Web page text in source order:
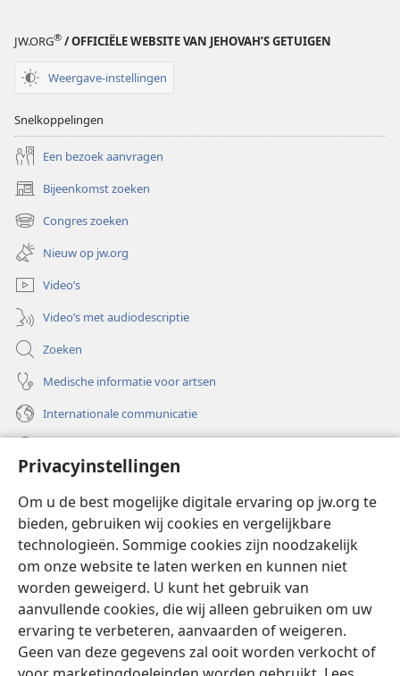
Privacyinstellingen
Om u de best mogelijke digitale ervaring op jw.org te
bieden, gebruiken wij cookies en vergelijkbare
technologieën. Sommige cookies zijn noodzakelijk
om onze website te laten werken en kunnen niet
worden geweigerd. U kunt het gebruik van
aanvullende cookies, die wij alleen gebruiken om uw
ervaring te verbeteren, aanvaarden of weigeren.
Geen van deze gegevens zal ooit worden verkocht of
JW.ORG® / OFFICIËLE WEBSITE VAN JEHOVAH’S GETUIGEN
Weergave-instellingen
Snelkoppelingen
Een bezoek aanvragen
Bijeenkomst zoeken
(opent
nieuw
venster)
Congres zoeken
(opent
nieuw
venster)
Nieuw op jw.org
Video’s
Video’s met audiodescriptie
Zoeken
Medische informatie voor artsen
Internationale communicatie
(opent
nieuw
venster)Watchtower ONLINE LIBRARY™
(opent
nieuw
venster)JW Hub ®
(opent
nieuw
venster)
®
Watchtower Library